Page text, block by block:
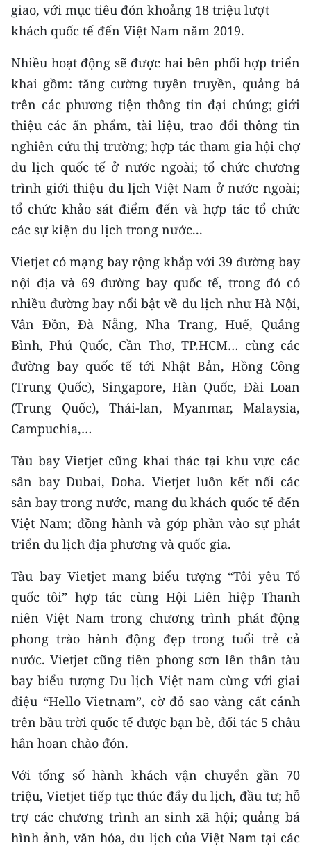
MEDIA CENTER
E-Magazine
Video
Media Chính trị
Media Kinh tế
Media Văn hóa
Media Xã hội
Media Pháp luật
Media Du lịch
Media Thế giới
Media Thể thao
Media Giáo dục
Media Y tế
Media Khoa học - Công nghệ
Media Môi trường
Ảnh
Infographic
TIN MỚI
TIN ĐỊA PHƯƠNG
Trung du và miền núi phía Bắc
Đồng bằng sông Hồng
Bắc Trung Bộ
Duyên hải Nam Trung Bộ và Tây
Nguyên
Đông Nam Bộ
Đồng bằng sông Cửu Long
Chuyên trang Hà Nội
Chuyên trang TP. Hồ Chí Minh
giao, với mục tiêu đón khoảng 18 triệu lượt
khách quốc tế đến Việt Nam năm 2019.
Nhiều hoạt động sẽ được hai bên phối hợp triển
khai gồm: tăng cường tuyên truyền, quảng bá
trên các phương tiện thông tin đại chúng; giới
thiệu các ấn phẩm, tài liệu, trao đổi thông tin
nghiên cứu thị trường; hợp tác tham gia hội chợ
du lịch quốc tế ở nước ngoài; tổ chức chương
trình giới thiệu du lịch Việt Nam ở nước ngoài;
tổ chức khảo sát điểm đến và hợp tác tổ chức
các sự kiện du lịch trong nước...
Vietjet có mạng bay rộng khắp với 39 đường bay
nội địa và 69 đường bay quốc tế, trong đó có
nhiều đường bay nổi bật về du lịch như Hà Nội,
Vân Đồn, Đà Nẵng, Nha Trang, Huế, Quảng
Bình, Phú Quốc, Cần Thơ, TP.HCM… cùng các
đường bay quốc tế tới Nhật Bản, Hồng Công
(Trung Quốc), Singapore, Hàn Quốc, Đài Loan
(Trung Quốc), Thái-lan, Myanmar, Malaysia,
Campuchia,…
Tàu bay Vietjet cũng khai thác tại khu vực các
sân bay Dubai, Doha. Vietjet luôn kết nối các
sân bay trong nước, mang du khách quốc tế đến
Việt Nam; đồng hành và góp phần vào sự phát
triển du lịch địa phương và quốc gia.
Tàu bay Vietjet mang biểu tượng “Tôi yêu Tổ
quốc tôi” hợp tác cùng Hội Liên hiệp Thanh
niên Việt Nam trong chương trình phát động
phong trào hành động đẹp trong tuổi trẻ cả
nước. Vietjet cũng tiên phong sơn lên thân tàu
bay biểu tượng Du lịch Việt nam cùng với giai
điệu “Hello Vietnam”, cờ đỏ sao vàng cất cánh
trên bầu trời quốc tế được bạn bè, đối tác 5 châu
hân hoan chào đón.
Với tổng số hành khách vận chuyển gần 70
triệu, Vietjet tiếp tục thúc đẩy du lịch, đầu tư; hỗ
trợ các chương trình an sinh xã hội; quảng bá
hình ảnh, văn hóa, du lịch của Việt Nam tại các